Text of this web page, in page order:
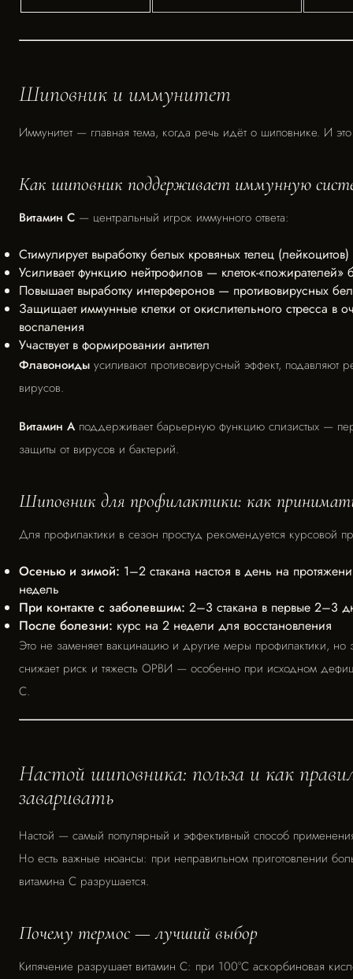
Шиповник и иммунитет
Иммунитет — главная тема, когда речь идёт о шиповнике. И
Как шиповник поддерживает иммунную
Витамин С — центральный игрок иммунного ответа:
Стимулирует выработку белых кровяных телец (лейкоцитов)
Усиливает функцию нейтрофилов — клеток-«пожирателей»
Повышает выработку интерферонов — противовирусных
Защищает иммунные клетки от окислительного стресса в
воспаления
Участвует в формировании антител
Флавоноиды усиливают противовирусный эффект, подавляют
вирусов.
Витамин А поддерживает барьерную функцию слизистых —
защиты от вирусов и бактерий.
Шиповник для профилактики: как
Для профилактики в сезон простуд рекомендуется курсовой
Осенью и зимой: 1–2 стакана настоя в день на
недель
При контакте с заболевшим: 2–3 стакана в первые 2–3
После болезни: курс на 2 недели для восстановления
Это не заменяет вакцинацию и другие меры профилактики, но
снижает риск и тяжесть ОРВИ — особенно при исходном
С.
Настой шиповника: польза и как
заваривать
Настой — самый популярный и эффективный способ
Но есть важные нюансы: при неправильном приготовлении
витамина С разрушается.
Почему термос — лучший выбор
Кипячение разрушает витамин С: при 100°C аскорбиновая